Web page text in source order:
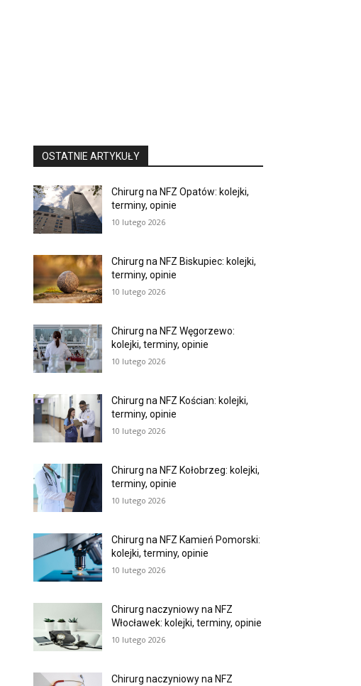
OSTATNIE ARTYKUŁY
Chirurg na NFZ Opatów: kolejki,
terminy, opinie
10 lutego 2026
Chirurg na NFZ Biskupiec: kolejki,
terminy, opinie
10 lutego 2026
Chirurg na NFZ Węgorzewo:
kolejki, terminy, opinie
10 lutego 2026
Chirurg na NFZ Kościan: kolejki,
terminy, opinie
10 lutego 2026
Chirurg na NFZ Kołobrzeg: kolejki,
terminy, opinie
10 lutego 2026
Chirurg na NFZ Kamień Pomorski:
kolejki, terminy, opinie
10 lutego 2026
Chirurg naczyniowy na NFZ
Włocławek: kolejki, terminy, opinie
10 lutego 2026
Chirurg naczyniowy na NFZ